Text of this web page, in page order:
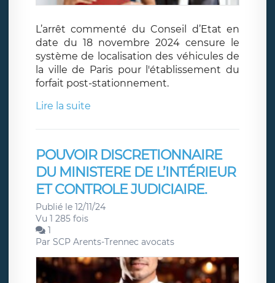
L’arrêt commenté du Conseil d’Etat en
date du 18 novembre 2024 censure le
système de localisation des véhicules de
la ville de Paris pour l'établissement du
forfait post-stationnement.
Lire la suite
POUVOIR DISCRETIONNAIRE
DU MINISTERE DE L’INTÉRIEUR
ET CONTROLE JUDICIAIRE.
Publié le 12/11/24
Vu 1 285 fois
1
Par SCP Arents-Trennec avocats